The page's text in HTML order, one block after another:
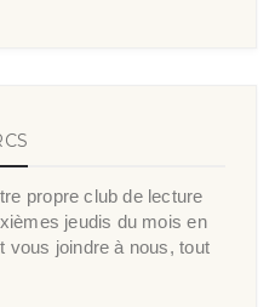
propre club de lecture
jeudis du mois en
vous joindre à nous, tout